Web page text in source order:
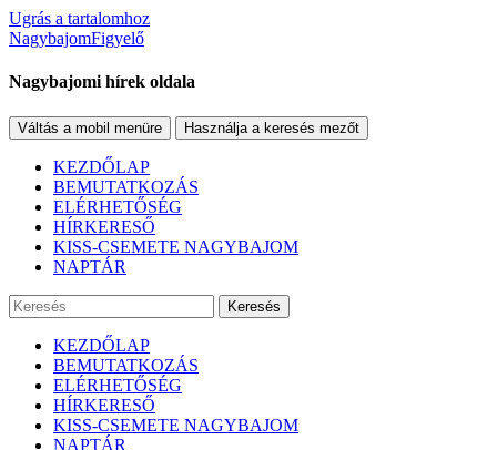
Ugrás a tartalomhoz
NagybajomFigyelő
Nagybajomi hírek oldala
Váltás a mobil menüre Használja a keresés mezőt
KEZDŐLAP
BEMUTATKOZÁS
ELÉRHETŐSÉG
HÍRKERESŐ
KISS-CSEMETE NAGYBAJOM
NAPTÁR
Keresés
KEZDŐLAP
BEMUTATKOZÁS
ELÉRHETŐSÉG
HÍRKERESŐ
KISS-CSEMETE NAGYBAJOM
NAPTÁR